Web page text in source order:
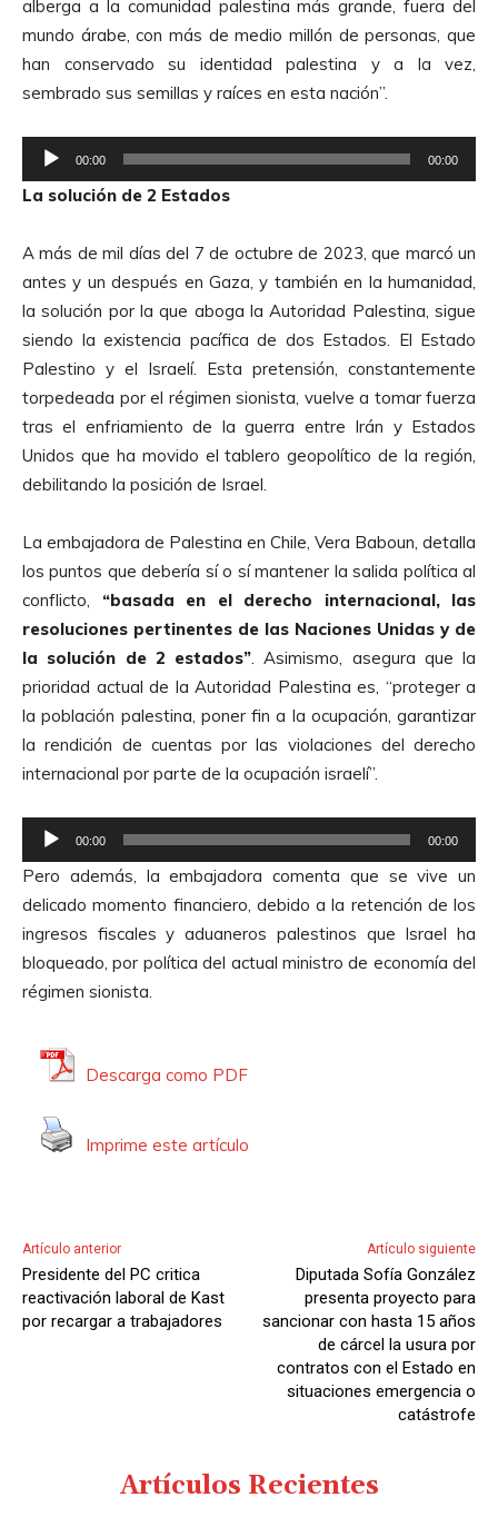
alberga a la comunidad palestina más grande, fuera del
mundo árabe, con más de medio millón de personas, que
han conservado su identidad palestina y a la vez,
sembrado sus semillas y raíces en esta nación”.
e
p
o
d
u
c
t
o
r
d
e
u
d
i
o
00:00 00:00
La solución de 2 Estados
A más de mil días del 7 de octubre de 2023, que marcó un
antes y un después en Gaza, y también en la humanidad,
la solución por la que aboga la Autoridad Palestina, sigue
siendo la existencia pacífica de dos Estados. El Estado
Palestino y el Israelí. Esta pretensión, constantemente
torpedeada por el régimen sionista, vuelve a tomar fuerza
tras el enfriamiento de la guerra entre Irán y Estados
Unidos que ha movido el tablero geopolítico de la región,
debilitando la posición de Israel.
La embajadora de Palestina en Chile, Vera Baboun, detalla
los puntos que debería sí o sí mantener la salida política al
conflicto, “basada en el derecho internacional, las
resoluciones pertinentes de las Naciones Unidas y de
la solución de 2 estados” . Asimismo, asegura que la
prioridad actual de la Autoridad Palestina es, “proteger a
la población palestina, poner fin a la ocupación, garantizar
la rendición de cuentas por las violaciones del derecho
internacional por parte de la ocupación israelí”.
e
p
r
o
d
u
d
i
o
00:00 00:00
Pero además, la embajadora comenta que se vive un
delicado momento financiero, debido a la retención de los
ingresos fiscales y aduaneros palestinos que Israel ha
bloqueado, por política del actual ministro de economía del
régimen sionista.
Descarga como PDF
Imprime este artículo
Artículo anterior
Presidente del PC critica
reactivación laboral de Kast
por recargar a trabajadores
Artículo siguiente
Diputada Sofía González
presenta proyecto para
sancionar con hasta 15 años
de cárcel la usura por
contratos con el Estado en
situaciones emergencia o
catástrofe
Artículos Recientes